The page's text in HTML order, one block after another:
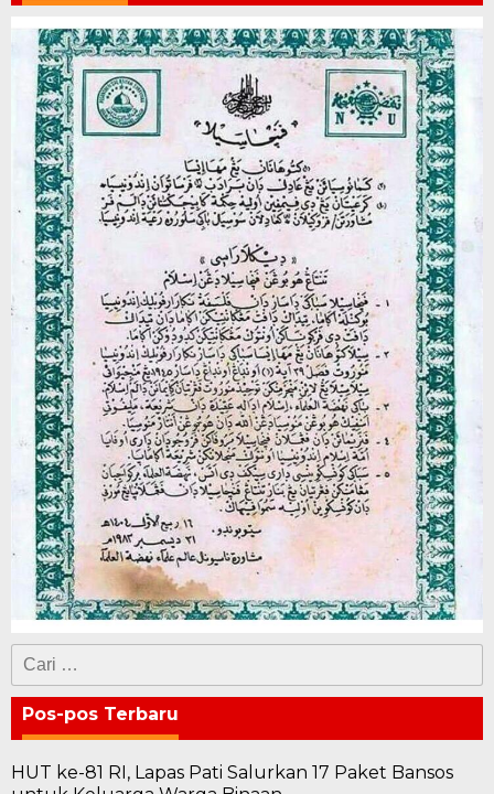
Cari
untuk:
Pos-pos Terbaru
HUT ke-81 RI, Lapas Pati Salurkan 17 Paket Bansos